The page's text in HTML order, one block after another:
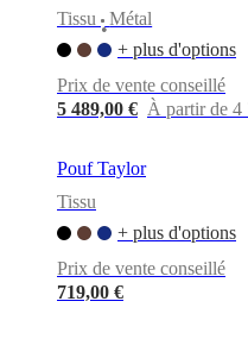
Tissu
•
Métal
+ plus d'options
Prix de vente conseillé
5 489,00 € À partir de 4
Pouf Taylor
Tissu
+ plus d'options
Prix de vente conseillé
719,00 €